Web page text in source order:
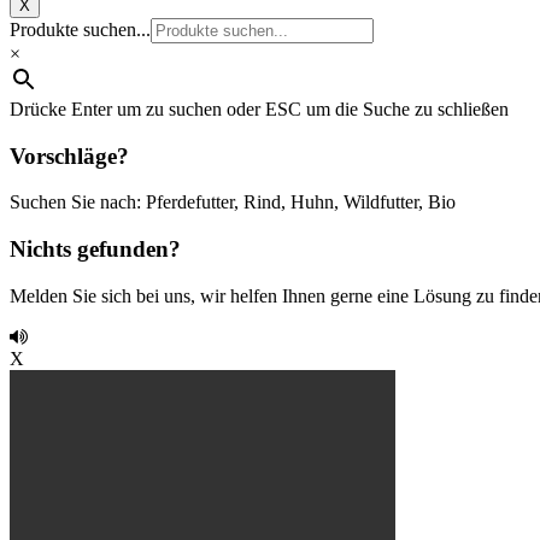
X
Produkte suchen...
×
Drücke Enter um zu suchen oder ESC um die Suche zu schließen
Vorschläge?
Suchen Sie nach: Pferdefutter, Rind, Huhn, Wildfutter, Bio
Nichts gefunden?
Melden Sie sich bei uns, wir helfen Ihnen gerne eine Lösung zu
X